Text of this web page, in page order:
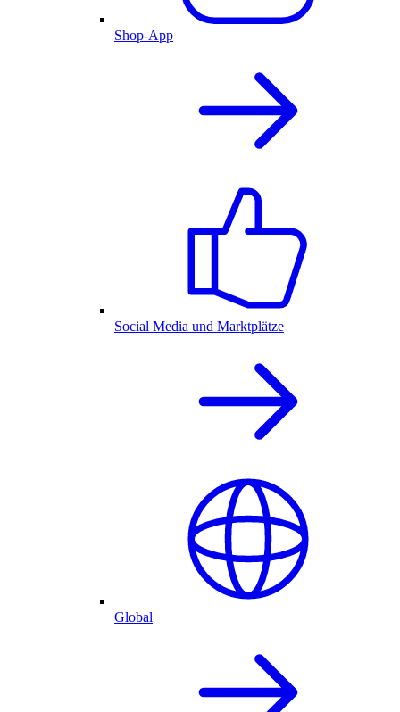
Shop-App
Social Media und Marktplätze
Global